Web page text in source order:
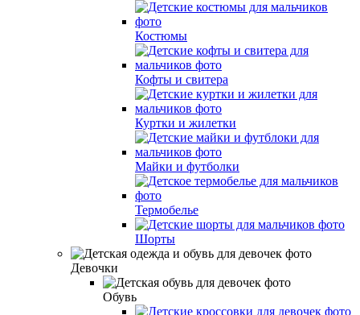
Костюмы
Кофты и свитера
Куртки и жилетки
Майки и футболки
Термобелье
Шорты
Девочки
Обувь